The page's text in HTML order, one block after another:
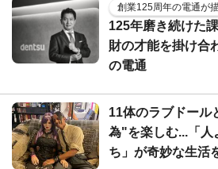
創業125周年の電通が
125年磨き続けた
財の才能を掛け合
の電通
11体のラブドール
為"を楽しむ...「人
ち」が奇妙な生活